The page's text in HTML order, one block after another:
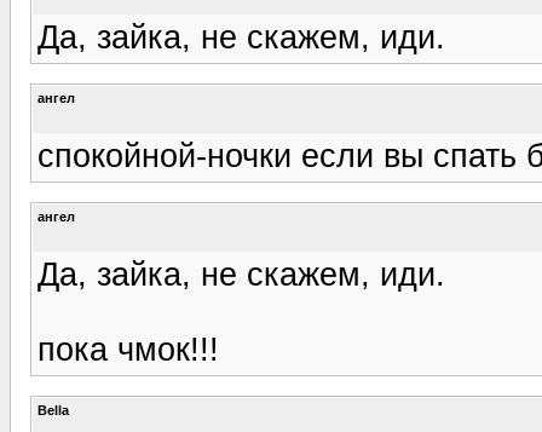
Да, зайка, не скажем, иди.
ангел
спокойной-ночки если вы спать
ангел
Да, зайка, не скажем, иди.
пока чмок!!!
Bella